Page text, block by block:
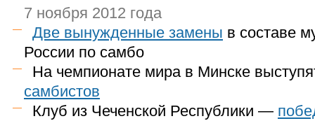
7 ноября 2012 года
Две вынужденные замены в составе
России по самбо
На чемпионате мира в Минске
самбистов
Клуб из Чеченской Республики —